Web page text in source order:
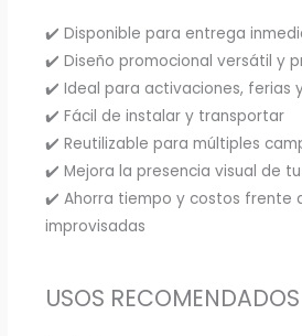
✔️ Disponible para entrega
✔️ Diseño promocional versátil y
✔️ Ideal para activaciones, ferias
✔️ Fácil de instalar y transportar
✔️ Reutilizable para múltiples
✔️ Mejora la presencia visual de
✔️ Ahorra tiempo y costos frente
improvisadas
USOS RECOMENDADOS